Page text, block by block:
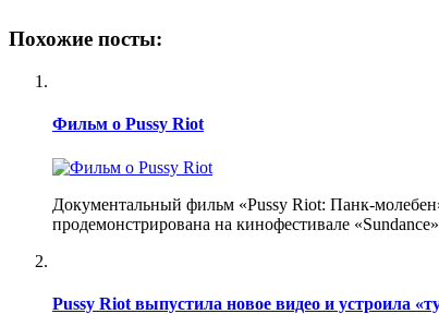
Похожие посты:
Фильм о Pussy Riot
Документальный фильм «Pussy Riot: Панк-
продемонстрирована на кинофестивале
Pussy Riot выпустила новое видео и устроила